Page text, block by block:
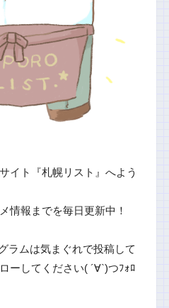
イト『札幌リスト』へよう
情報までを毎日更新中！
ラムは気まぐれで投稿して
ーしてください( ´∀`)つﾌｫﾛ